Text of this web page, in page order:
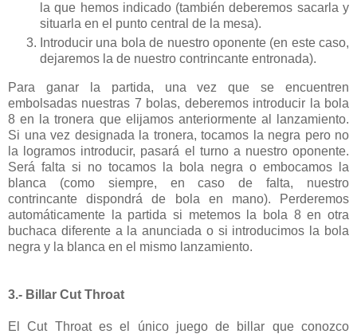
la que hemos indicado (también deberemos sacarla y
situarla en el punto central de la mesa).
Introducir una bola de nuestro oponente (en este caso,
dejaremos la de nuestro contrincante entronada).
Para ganar la partida, una vez que se encuentren
embolsadas nuestras 7 bolas, deberemos introducir la bola
8 en la tronera que elijamos anteriormente al lanzamiento.
Si una vez designada la tronera, tocamos la negra pero no
la logramos introducir, pasará el turno a nuestro oponente.
Será falta si no tocamos la bola negra o embocamos la
blanca (como siempre, en caso de falta, nuestro
contrincante dispondrá de bola en mano). Perderemos
automáticamente la partida si metemos la bola 8 en otra
buchaca diferente a la anunciada o si introducimos la bola
negra y la blanca en el mismo lanzamiento.
3.- Billar Cut Throat
El Cut Throat es el único juego de billar que conozco